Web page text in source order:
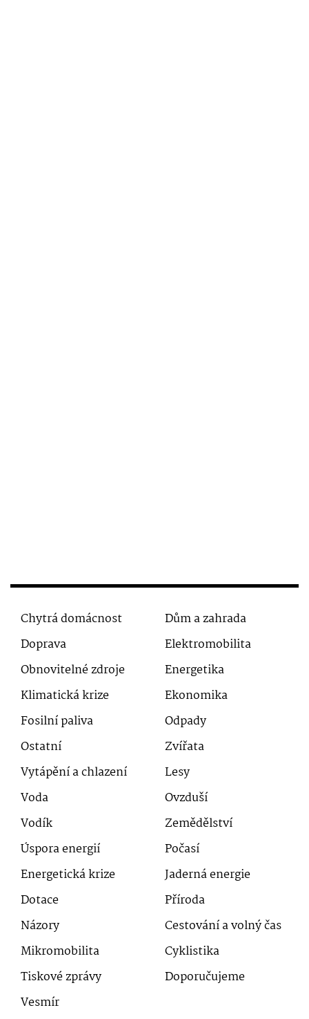
Chytrá domácnost
Dům a zahrada
Doprava
Elektromobilita
Obnovitelné zdroje
Energetika
Klimatická krize
Ekonomika
Fosilní paliva
Odpady
Ostatní
Zvířata
Vytápění a chlazení
Lesy
Voda
Ovzduší
Vodík
Zemědělství
Úspora energií
Počasí
Energetická krize
Jaderná energie
Dotace
Příroda
Názory
Cestování a volný čas
Mikromobilita
Cyklistika
Tiskové zprávy
Doporučujeme
Vesmír